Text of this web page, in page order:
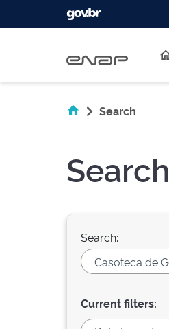
Search
Search
Search:
Current filters: